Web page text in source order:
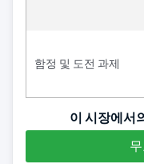
함정 및 도전 과제
이 시장에서